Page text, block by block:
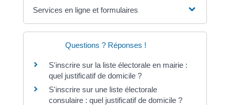
Services en ligne et formulaires
Questions ? Réponses !
S'inscrire sur la liste électorale en mairie :
quel justificatif de domicile ?
S'inscrire sur une liste électorale
consulaire : quel justificatif de domicile ?